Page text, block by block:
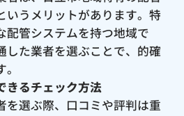
いうメリットがあります。特
配管システムを持つ地域で
した業者を選ぶことで、的確
きるチェック方法
を選ぶ際、口コミや評判は重